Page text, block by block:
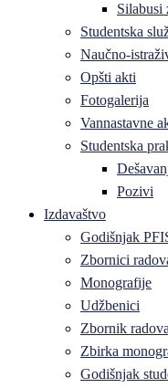
Silabusi
Studentska
Naučno-
Opšti akti
Fotogalerija
Vannastavne
Studentska
Pozivi
Izdavaštvo
Godišnjak
Zbornici
Monografije
Udžbenici
Zbornik
Zbirka
Godišnjak